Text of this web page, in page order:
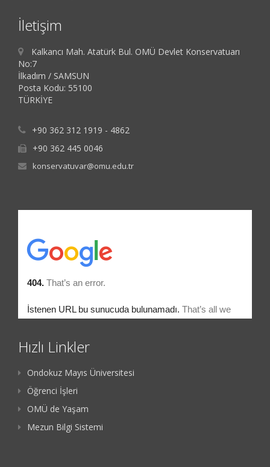
İletişim
Kalkancı Mah. Atatürk Bul. OMÜ Devlet Konservatuarı
No:7
İlkadım / SAMSUN
Posta Kodu: 55100
TÜRKİYE
+90 362 312 1919 - 4862
+90 362 445 0046
konservatuvar@omu.edu.tr
Hızlı Linkler
Ondokuz Mayıs Üniversitesi
Öğrenci İşleri
OMÜ de Yaşam
Mezun Bilgi Sistemi